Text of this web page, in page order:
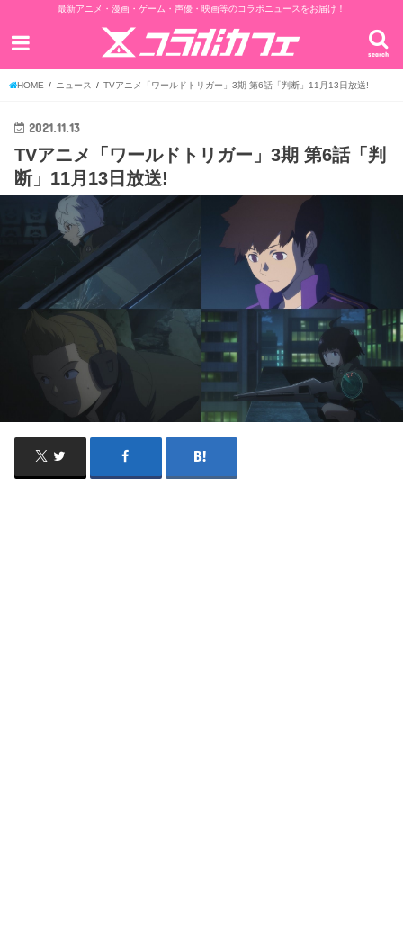
最新アニメ・漫画・ゲーム・声優・映画等のコラボニュースをお届け！
search
HOME ニュース TVアニメ「ワールドトリガー」3期 第6話「判断」11月13日放送!
2021.11.13
TVアニメ「ワールドトリガー」3期 第6話「判
断」11月13日放送!